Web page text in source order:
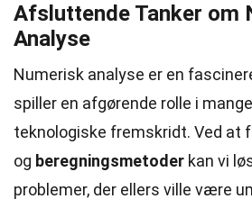
Afsluttende Tanker om
Analyse
Numerisk analyse er en
spiller en afgørende rolle i
teknologiske fremskridt. Ved at
og beregningsmetoder kan vi
problemer, der ellers ville være